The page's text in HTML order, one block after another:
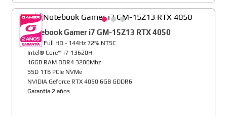
Notebook Gamer i7 GM-15Z13 RTX 4050
15,6" Full HD - 144Hz 72% NTSC
Intel® Core™ i7-13620H
16GB RAM DDR4 3200Mhz
SSD 1TB PCIe NVMe
NVIDIA Geforce RTX 4050 6GB GDDR6
Garantía 2 años